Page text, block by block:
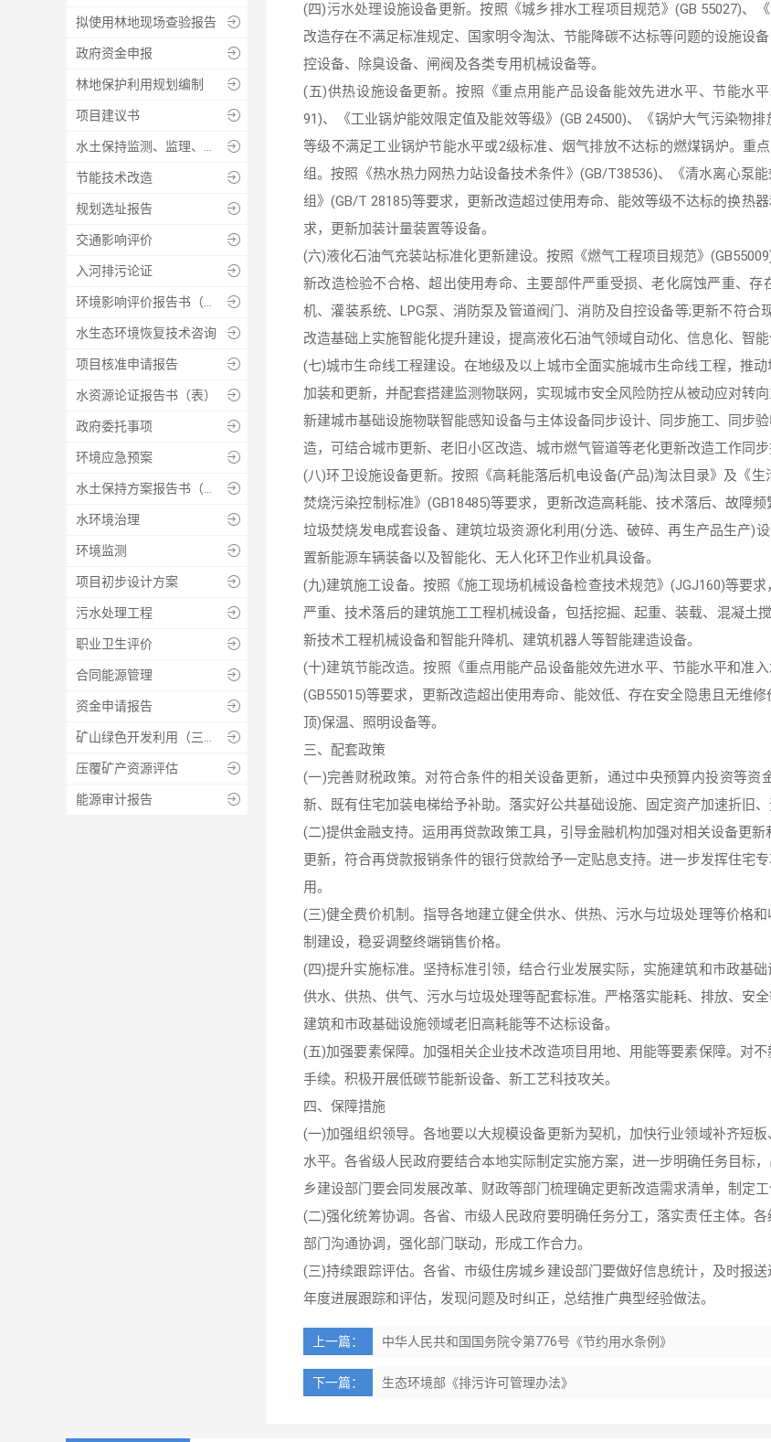
拟使用林地现场查验报告 
政府资金申报 
林地保护利用规划编制 
项目建议书 

节能技术改造 
规划选址报告 
交通影响评价 
入河排污论证 

水生态环境恢复技术咨询 
项目核准申请报告 
水资源论证报告书（表） 
政府委托事项 
环境应急预案 

水环境治理 
环境监测 
项目初步设计方案 
污水处理工程 
职业卫生评价 
合同能源管理 
资金申请报告 

压覆矿产资源评估 
能源审计报告 
(四)污水处理设施设备更新。按照《城乡排水工程项目规范》(GB 55027)、
改造存在不满足标准规定、国家明令淘汰、节能降碳不达标等问题的设施设
控设备、除臭设备、闸阀及各类专用机械设备等。
(五)供热设施设备更新。按照《重点用能产品设备能效先进水平、节能水
91)、《工业锅炉能效限定值及能效等级》(GB 24500)、《锅炉大气污染物
等级不满足工业锅炉节能水平或2级标准、烟气排放不达标的燃煤锅炉。重
组。按照《热水热力网热力站设备技术条件》(GB/T38536)、《清水离心泵
组》(GB/T 28185)等要求，更新改造超过使用寿命、能效等级不达标的换热
求，更新加装计量装置等设备。
(六)液化石油气充装站标准化更新建设。按照《燃气工程项目规范》
新改造检验不合格、超出使用寿命、主要部件严重受损、老化腐蚀严重、
机、灌装系统、LPG泵、消防泵及管道阀门、消防及自控设备等;更新不符
改造基础上实施智能化提升建设，提高液化石油气领域自动化、信息化、智能
(七)城市生命线工程建设。在地级及以上城市全面实施城市生命线工程，推
加装和更新，并配套搭建监测物联网，实现城市安全风险防控从被动应对转
新建城市基础设施物联智能感知设备与主体设备同步设计、同步施工、同步
造，可结合城市更新、老旧小区改造、城市燃气管道等老化更新改造工作同步
(八)环卫设施设备更新。按照《高耗能落后机电设备(产品)淘汰目录》及《
焚烧污染控制标准》(GB18485)等要求，更新改造高耗能、技术落后、故障
垃圾焚烧发电成套设备、建筑垃圾资源化利用(分选、破碎、再生产品生产)
置新能源车辆装备以及智能化、无人化环卫作业机具设备。
(九)建筑施工设备。按照《施工现场机械设备检查技术规范》(JGJ160)等要
严重、技术落后的建筑施工工程机械设备，包括挖掘、起重、装载、混凝土
新技术工程机械设备和智能升降机、建筑机器人等智能建造设备。
(十)建筑节能改造。按照《重点用能产品设备能效先进水平、节能水平和准
(GB55015)等要求，更新改造超出使用寿命、能效低、存在安全隐患且无维
顶)保温、照明设备等。
三、配套政策
(一)完善财税政策。对符合条件的相关设备更新，通过中央预算内投资等
新、既有住宅加装电梯给予补助。落实好公共基础设施、固定资产加速折旧、
(二)提供金融支持。运用再贷款政策工具，引导金融机构加强对相关设备更
更新，符合再贷款报销条件的银行贷款给予一定贴息支持。进一步发挥住宅
用。
(三)健全费价机制。指导各地建立健全供水、供热、污水与垃圾处理等价格
制建设，稳妥调整终端销售价格。
(四)提升实施标准。坚持标准引领，结合行业发展实际，实施建筑和市政基
供水、供热、供气、污水与垃圾处理等配套标准。严格落实能耗、排放、安
建筑和市政基础设施领域老旧高耗能等不达标设备。
(五)加强要素保障。加强相关企业技术改造项目用地、用能等要素保障。对
手续。积极开展低碳节能新设备、新工艺科技攻关。
四、保障措施
(一)加强组织领导。各地要以大规模设备更新为契机，加快行业领域补齐短
水平。各省级人民政府要结合本地实际制定实施方案，进一步明确任务目标
乡建设部门要会同发展改革、财政等部门梳理确定更新改造需求清单，制定
(二)强化统筹协调。各省、市级人民政府要明确任务分工，落实责任主体。
部门沟通协调，强化部门联动，形成工作合力。
(三)持续跟踪评估。各省、市级住房城乡建设部门要做好信息统计，及时报
年度进展跟踪和评估，发现问题及时纠正，总结推广典型经验做法。
上一篇： 中华人民共和国国务院令第776号《节约用水条例》
下一篇： 生态环境部《排污许可管理办法》